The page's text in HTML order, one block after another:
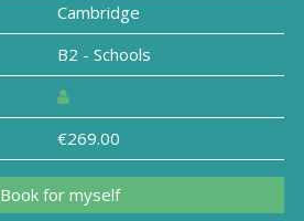
Cambridge
B2 - Schools
€269.00
Book for myself